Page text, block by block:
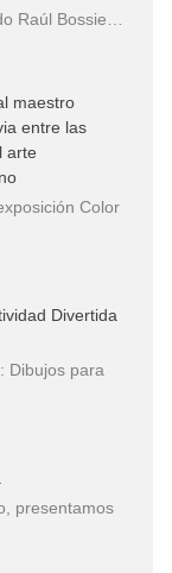
Raúl Bossie…
maestro
entre las
arte
Color
Divertida
Dibujos para
presentamos